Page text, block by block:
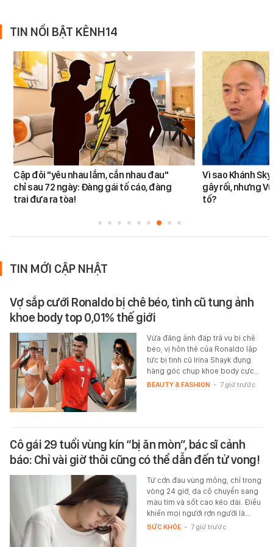
TIN NỔI BẬT KÊNH14
Cặp đôi "yêu nhau lắm, cắn nhau đau"
chỉ sau 72 ngày: Đàng gái tố cáo, đàng
trai đưa ra tòa!
Vì sao Khánh
gây rối, nhưng
tố?
TIN MỚI CẬP NHẬT
Vợ sắp cưới Ronaldo bị chê béo, tình cũ tung ảnh
khoe body top 0,01% thế giới
Vừa đăng ảnh đáp trả vụ bị chê
béo, vị hôn thê của Ronaldo lập
tức bị tình cũ Irina Shayk đụng
hàng góc chụp khoe body cực…
BEAUTY & FASHION - 7 giờ trước
Cô gái 29 tuổi vùng kín “bị ăn mòn”, bác sĩ cảnh
báo: Chỉ vài giờ thôi cũng có thể dẫn đến tử vong!
Từ cơn đau vùng mông, chỉ trong
vòng 24 giờ, da cô chuyển sang
màu tím và sốt cao kéo dài. Điều
khiến mọi người rợn người là…
SỨC KHỎE - 7 giờ trước